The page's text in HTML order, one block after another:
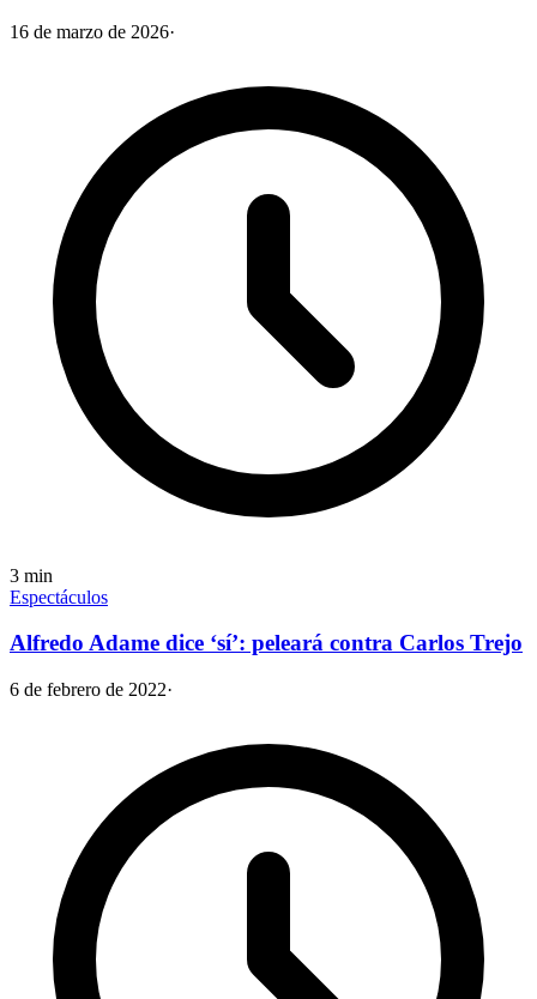
16 de marzo de 2026·
3 min
Espectáculos
Alfredo Adame dice ‘sí’: peleará contra Carlos Trejo
6 de febrero de 2022·